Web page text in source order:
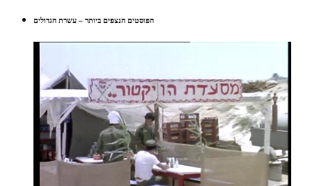
הפוסטים הנצפים ביותר – עשרת הגדולים